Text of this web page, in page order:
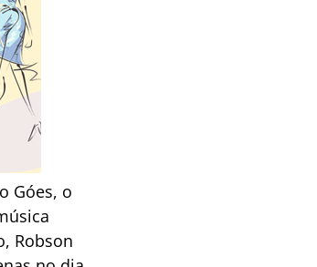
Góes, o
Robson